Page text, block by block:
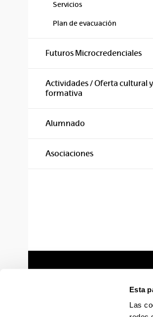
Esta
Las
Servicios
Plan de evacuación
Futuros Microcredenciales
Actividades / Oferta cultural y
formativa
Alumnado
Asociaciones